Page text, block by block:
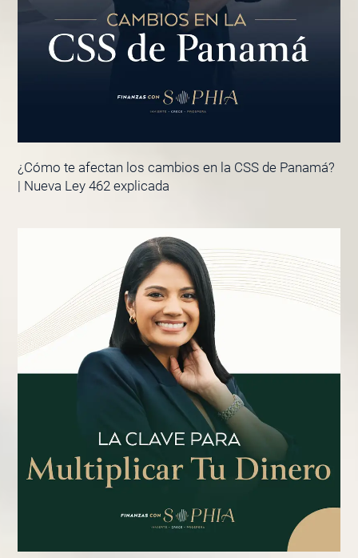
¿Cómo te afectan los cambios en la CSS de Panamá?
| Nueva Ley 462 explicada